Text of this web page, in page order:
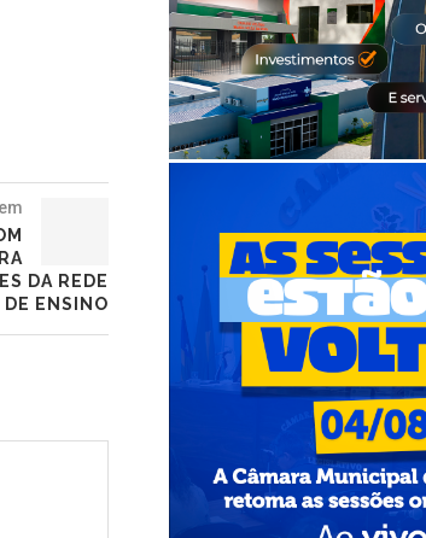
DA REDE
ENSINO